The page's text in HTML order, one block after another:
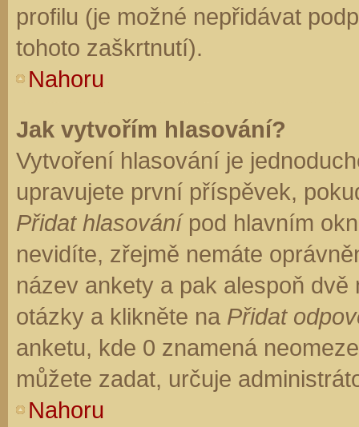
profilu (je možné nepřidávat
tohoto zaškrtnutí).
Nahoru
Jak vytvořím hlasování?
Vytvoření hlasování je
upravujete první příspěvek,
Přidat hlasovánípod hlavním
nevidíte, zřejmě nemáte
název ankety a pak alespoň
otázky a klikněte na Přidat
anketu, kde 0 znamená
můžete zadat, určuje
Nahoru